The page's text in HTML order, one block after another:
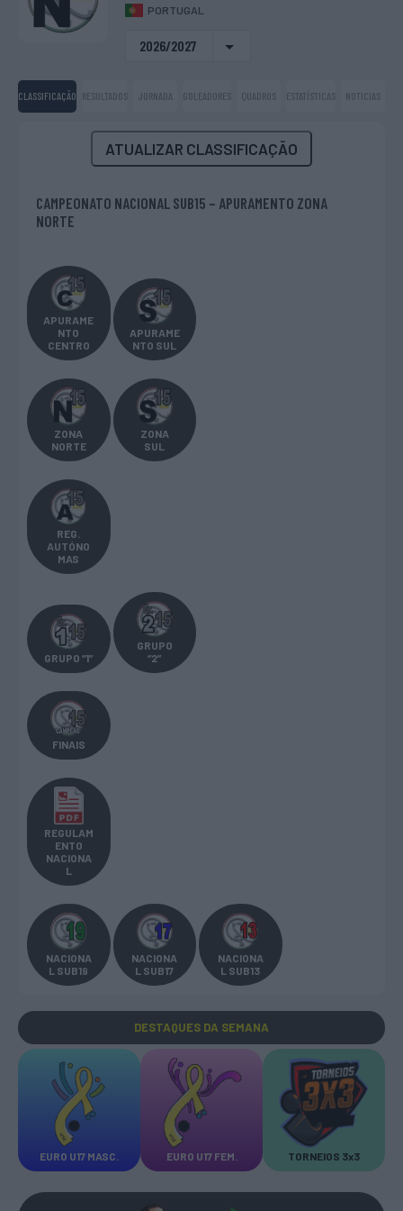
PORTUGAL
2026/2027
CLASSIFICAÇÃO RESULTADOS JORNADA GOLEADORES QUADROS ESTATÍSTICAS NOTICIAS
ATUALIZAR CLASSIFICAÇÃO
CAMPEONATO NACIONAL SUB15 – APURAMENTO ZONA
NORTE
APURAME
NTO
CENTRO
APURAME
NTO SUL
ZONA
NORTE
ZONA
SUL
REG.
AUTÓNO
MAS
GRUPO “1”
GRUPO
“2”
FINAIS
REGULAM
ENTO
NACIONA
L
NACIONA
L SUB19
NACIONA
L SUB17
NACIONA
L SUB13
DESTAQUES DA SEMANA
EURO U17 MASC. EURO U17 FEM. TORNEIOS 3x3